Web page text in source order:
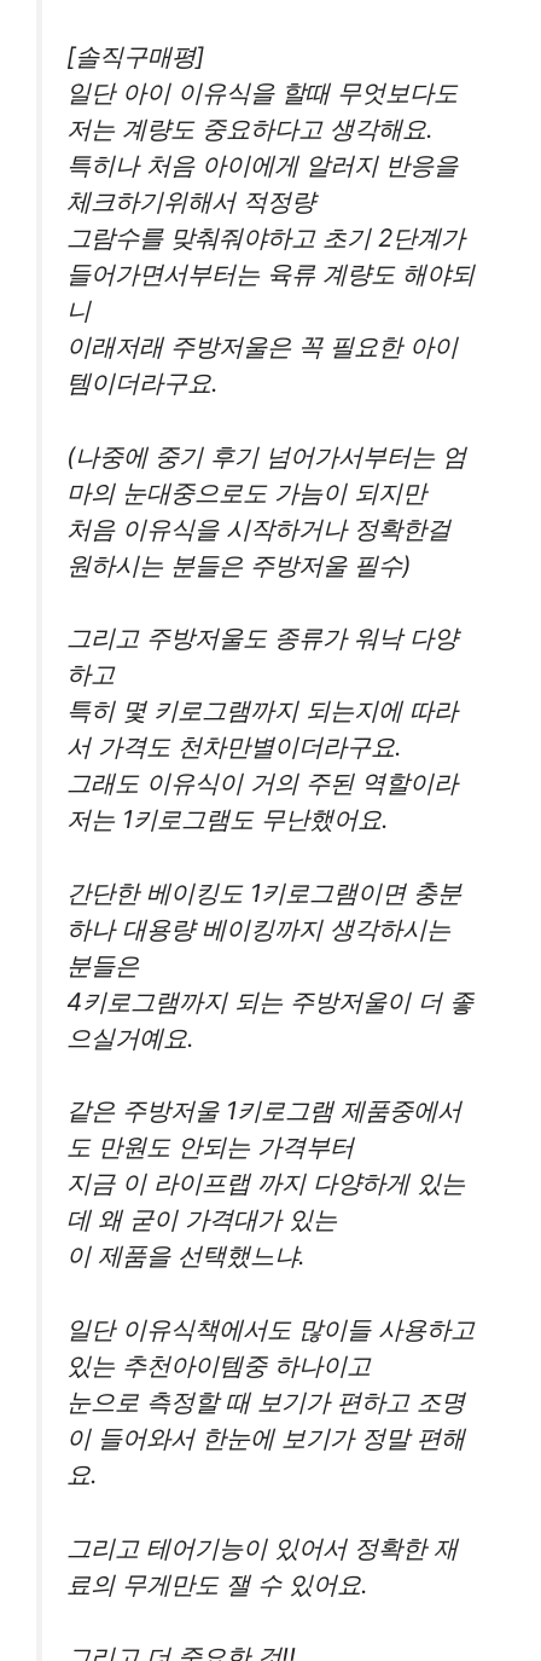
[솔직구매평]
일단 아이 이유식을 할때 무엇보다도
저는 계량도 중요하다고 생각해요.
특히나 처음 아이에게 알러지 반응을
체크하기위해서 적정량
그람수를 맞춰줘야하고 초기 2단계가
들어가면서부터는 육류 계량도 해야되
니
이래저래 주방저울은 꼭 필요한 아이
템이더라구요.
(나중에 중기 후기 넘어가서부터는 엄
마의 눈대중으로도 가늠이 되지만
처음 이유식을 시작하거나 정확한걸
원하시는 분들은 주방저울 필수)
그리고 주방저울도 종류가 워낙 다양
하고
특히 몇 키로그램까지 되는지에 따라
서 가격도 천차만별이더라구요.
그래도 이유식이 거의 주된 역할이라
저는 1키로그램도 무난했어요.
간단한 베이킹도 1키로그램이면 충분
하나 대용량 베이킹까지 생각하시는
분들은
4키로그램까지 되는 주방저울이 더 좋
으실거예요.
같은 주방저울 1키로그램 제품중에서
도 만원도 안되는 가격부터
지금 이 라이프랩 까지 다양하게 있는
데 왜 굳이 가격대가 있는
이 제품을 선택했느냐.
일단 이유식책에서도 많이들 사용하고
있는 추천아이템중 하나이고
눈으로 측정할 때 보기가 편하고 조명
이 들어와서 한눈에 보기가 정말 편해
요.
그리고 테어기능이 있어서 정확한 재
료의 무게만도 잴 수 있어요.